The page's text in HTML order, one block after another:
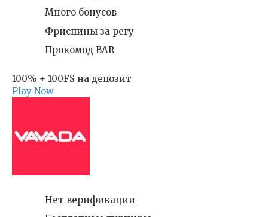
Много бонусов
Фриспины за регу
Прокомод BAR
100% + 100FS на депозит
Play Now
Нет верификации